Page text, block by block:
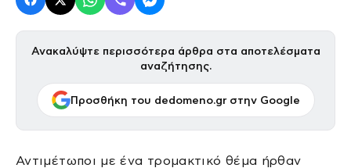
Ανακαλύψτε περισσότερα άρθρα στα αποτελέσματα
αναζήτησης.
Προσθήκη του dedomeno.gr στην Google
Αντιμέτωποι με ένα τρομακτικό θέμα ήρθαν